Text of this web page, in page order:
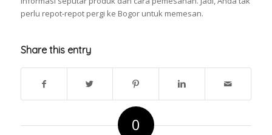
perlu repot-repot pergi ke Bogor untuk memesan.
Share this entry
0